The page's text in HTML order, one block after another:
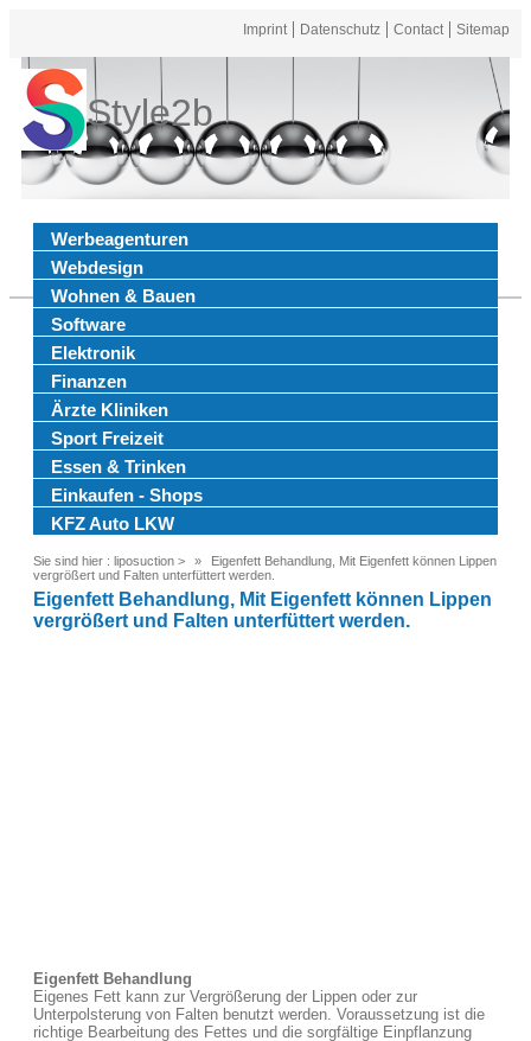
Imprint Datenschutz Contact Sitemap
Style2b
Werbeagenturen
Webdesign
Wohnen & Bauen
Software
Elektronik
Finanzen
Ärzte Kliniken
Sport Freizeit
Essen & Trinken
Einkaufen - Shops
KFZ Auto LKW
Sie sind hier : liposuction >
Eigenfett Behandlung, Mit Eigenfett können Lippen
vergrößert und Falten unterfüttert werden.
Eigenfett Behandlung, Mit Eigenfett können Lippen
vergrößert und Falten unterfüttert werden.
Eigenfett Behandlung
Eigenes Fett kann zur Vergrößerung der Lippen oder zur
Unterpolsterung von Falten benutzt werden. Voraussetzung ist die
richtige Bearbeitung des Fettes und die sorgfältige Einpflanzung